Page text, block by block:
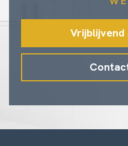
Vrijblijvend